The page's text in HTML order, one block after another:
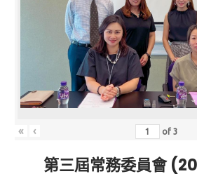
« ‹ of3
第三屆常務委員會